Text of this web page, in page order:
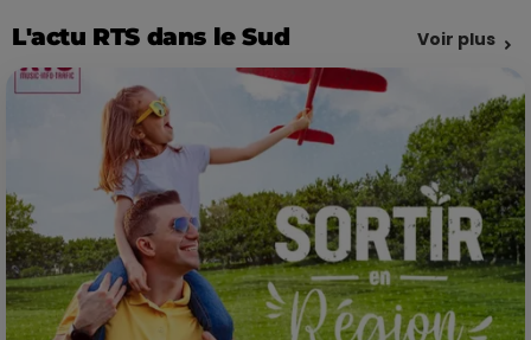
L'actu RTS dans le Sud Voir plus